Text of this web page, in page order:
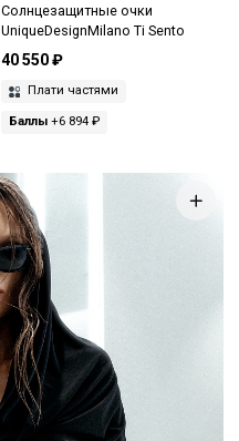
Солнцезащитные очки
UniqueDesignMilano Ti Sento
40 550 ₽
Плати частями
Баллы+6 894 ₽